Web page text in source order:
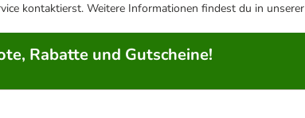
kontaktierst. Weitere Informationen findest du in unserer
Rabatte und Gutscheine!